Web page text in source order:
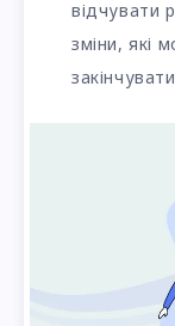
відчувати
зміни, які